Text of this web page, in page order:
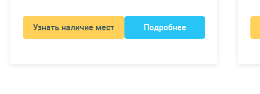
Узнать наличие мест Подробнее